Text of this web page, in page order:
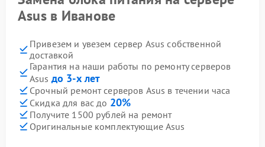
Asus в Иванове
Привезем и увезем сервер Asus собственной
доставкой
Гарантия на наши работы по ремонту серверов
Asus до 3-х лет
Срочный ремонт серверов Asus в течении часа
Скидка для вас до 20%
Получите 1500 рублей на ремонт
Оригинальные комплектующие Asus